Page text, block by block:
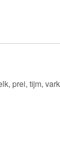
prei, tijm,